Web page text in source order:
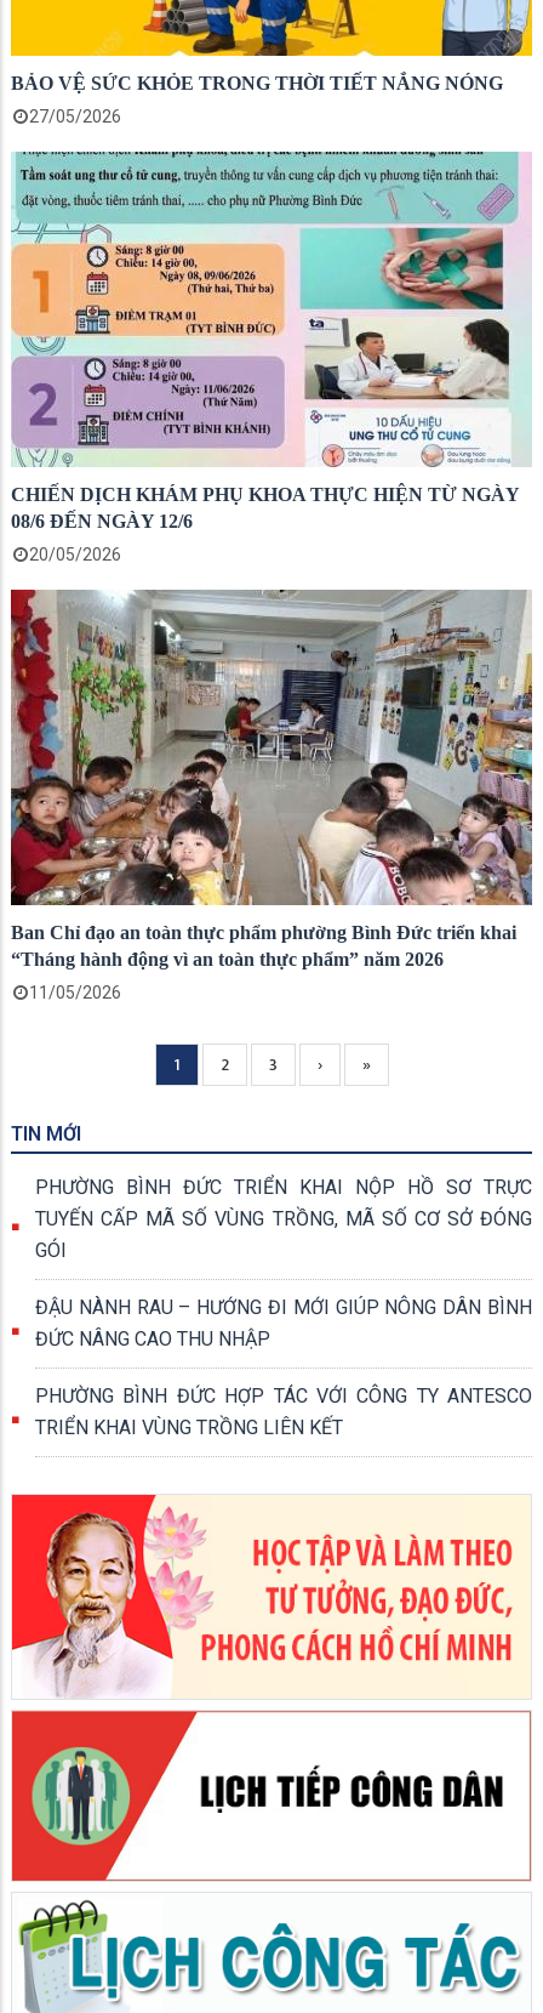
BẢO VỆ SỨC KHỎE TRONG THỜI TIẾT NẮNG NÓNG
27/05/2026
CHIẾN DỊCH KHÁM PHỤ KHOA THỰC HIỆN TỪ NGÀY
08/6 ĐẾN NGÀY 12/6
20/05/2026
Ban Chỉ đạo an toàn thực phẩm phường Bình Đức triển khai
“Tháng hành động vì an toàn thực phẩm” năm 2026
11/05/2026
Current
page
1 Page
2 Page
3
Next
page
›
Trang
cuối
»
TIN MỚI
PHƯỜNG BÌNH ĐỨC TRIỂN KHAI NỘP HỒ SƠ TRỰC
TUYẾN CẤP MÃ SỐ VÙNG TRỒNG, MÃ SỐ CƠ SỞ ĐÓNG
GÓI
ĐẬU NÀNH RAU – HƯỚNG ĐI MỚI GIÚP NÔNG DÂN BÌNH
ĐỨC NÂNG CAO THU NHẬP
PHƯỜNG BÌNH ĐỨC HỢP TÁC VỚI CÔNG TY ANTESCO
TRIỂN KHAI VÙNG TRỒNG LIÊN KẾT